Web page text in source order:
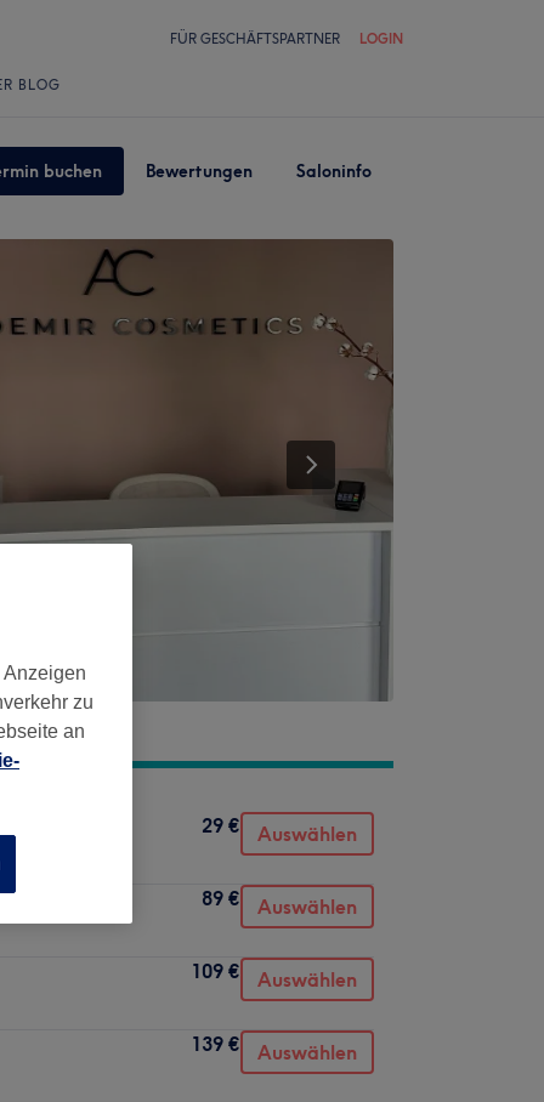
FÜR GESCHÄFTSPARTNER LOGIN
BLOG
buchen Bewertungen Saloninfo
29 € Auswählen
89 € Auswählen
109 € Auswählen
139 € Auswählen
zu
an